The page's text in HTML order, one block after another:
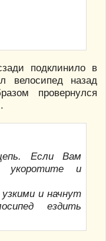
подклинило в
велосипед назад
провернулся
Если Вам
укоротите и
и начнут
ездить